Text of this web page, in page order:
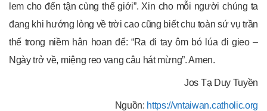
lem cho đến tận cùng thế giới”. Xin cho mỗi người chúng ta
đang khi hướng lòng về trời cao cũng biết chu toàn sứ vụ trần
thế trong niềm hân hoan để: “Ra đi tay ôm bó lúa đi gieo –
Ngày trở về, miệng reo vang câu hát mừng”. Amen.
Jos Tạ Duy Tuyền
Nguồn: https://vntaiwan.catholic.org